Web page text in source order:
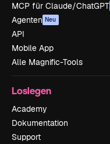
MCP für Claude/ChatGPT
Agenten Neu
API
Mobile App
Alle Magnific-Tools
Loslegen
Academy
Dokumentation
Support